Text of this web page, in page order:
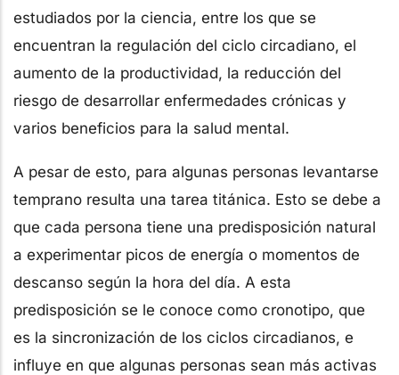
estudiados por la ciencia, entre los que se
encuentran la regulación del ciclo circadiano, el
aumento de la productividad, la reducción del
riesgo de desarrollar enfermedades crónicas y
varios beneficios para la salud mental.
A pesar de esto, para algunas personas levantarse
temprano resulta una tarea titánica. Esto se debe a
que cada persona tiene una predisposición natural
a experimentar picos de energía o momentos de
descanso según la hora del día. A esta
predisposición se le conoce como cronotipo, que
es la sincronización de los ciclos circadianos, e
influye en que algunas personas sean más activas